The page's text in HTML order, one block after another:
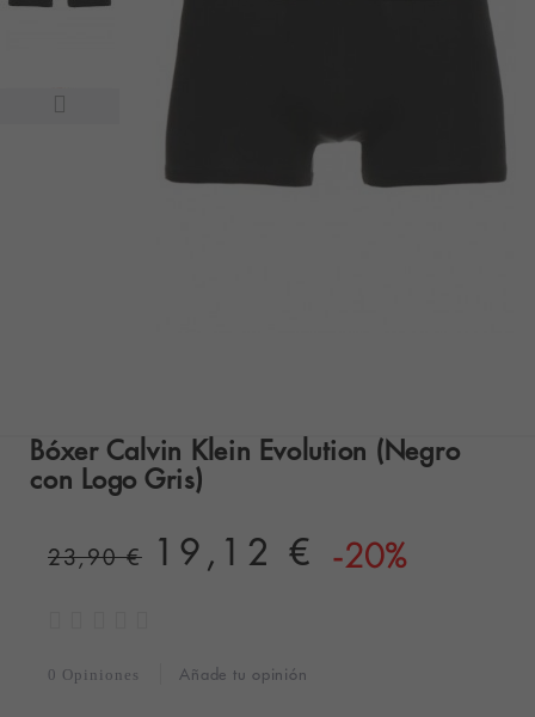
Bóxer Calvin Klein Evolution (Negro
con Logo Gris)
23,90 € 19,12 € -20%
0 Opiniones Añade tu opinión